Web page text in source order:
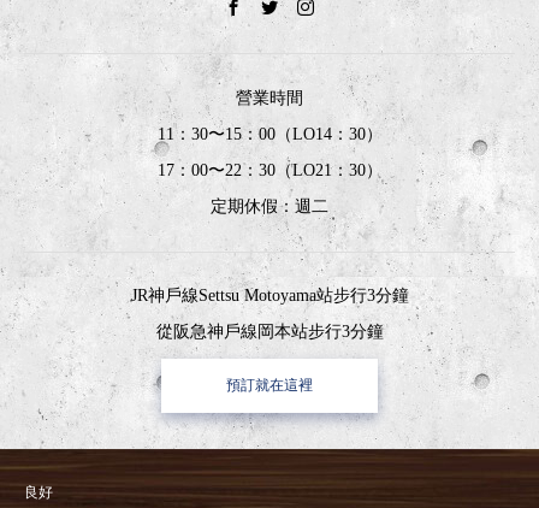
營業時間
11：30〜15：00（LO14：30）
17：00〜22：30（LO21：30）
定期休假：週二
JR神戶線Settsu Motoyama站步行3分鐘
從阪急神戶線岡本站步行3分鐘
預訂就在這裡
良好